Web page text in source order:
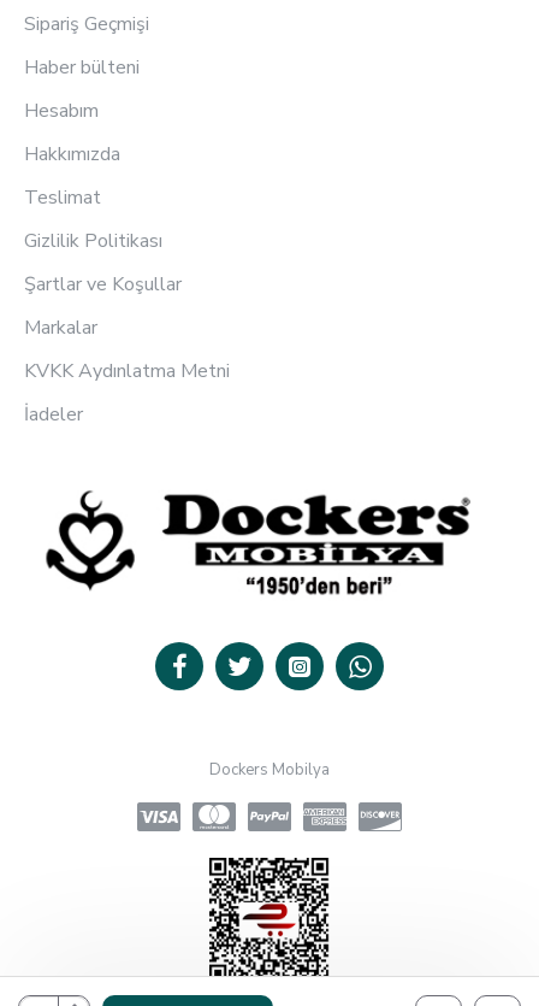
Sipariş Geçmişi
Haber bülteni
Hesabım
Hakkımızda
Teslimat
Gizlilik Politikası
Şartlar ve Koşullar
Markalar
KVKK Aydınlatma Metni
İadeler
Dockers Mobilya